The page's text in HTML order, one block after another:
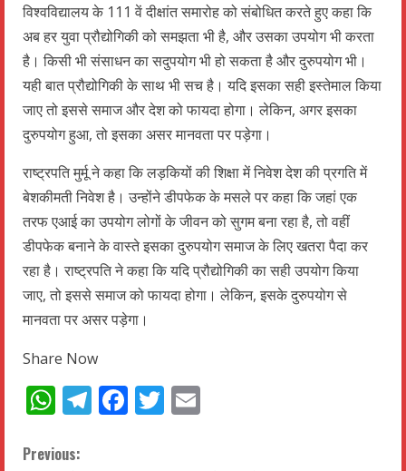
विश्वविद्यालय के 111 वें दीक्षांत समारोह को संबोधित करते हुए कहा कि
अब हर युवा प्रौद्योगिकी को समझता भी है, और उसका उपयोग भी करता
है। किसी भी संसाधन का सदुपयोग भी हो सकता है और दुरुपयोग भी।
यही बात प्रौद्योगिकी के साथ भी सच है। यदि इसका सही इस्तेमाल किया
जाए तो इससे समाज और देश को फायदा होगा। लेकिन, अगर इसका
दुरुपयोग हुआ, तो इसका असर मानवता पर पड़ेगा।
राष्ट्रपति मुर्मू ने कहा कि लड़कियों की शिक्षा में निवेश देश की प्रगति में
बेशकीमती निवेश है। उन्होंने डीपफेक के मसले पर कहा कि जहां एक
तरफ एआई का उपयोग लोगों के जीवन को सुगम बना रहा है, तो वहीं
डीपफेक बनाने के वास्ते इसका दुरुपयोग समाज के लिए खतरा पैदा कर
रहा है। राष्ट्रपति ने कहा कि यदि प्रौद्योगिकी का सही उपयोग किया
जाए, तो इससे समाज को फायदा होगा। लेकिन, इसके दुरुपयोग से
मानवता पर असर पड़ेगा।
Share Now
WhatsApp
Telegram
Facebook
Twitter
C
Previous: